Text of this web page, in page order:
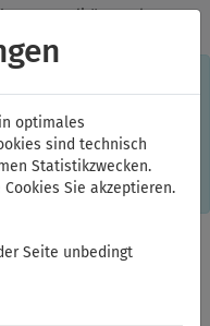
20 Qualitätsmarken ✓
Euro Bruttowarenwert
die Session-
auf Ihrem Rechner
des
damit nicht
optimales
sind technisch
Statistikzwecken.
Sie akzeptieren.
Seite unbedingt